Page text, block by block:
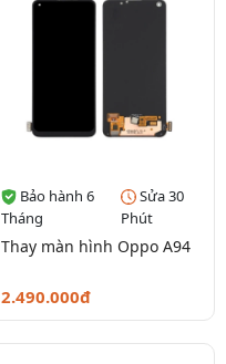
Bảo hành 6
Tháng
Sửa 30
Phút
Thay màn hình Oppo A94
2.490.000đ